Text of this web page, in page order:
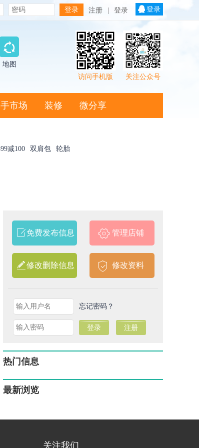
注册 登录 登录
地图
关注公众号
访问手机版
市场 装修 微分享
减100 双肩包 轮胎
免费发布信息 管理店铺
修改删除信息 修改资料
忘记密码？
热门信息
最新浏览
关注我们